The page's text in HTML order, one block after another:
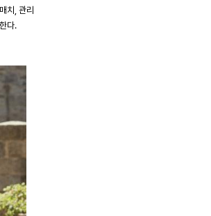
치, 관리
다.